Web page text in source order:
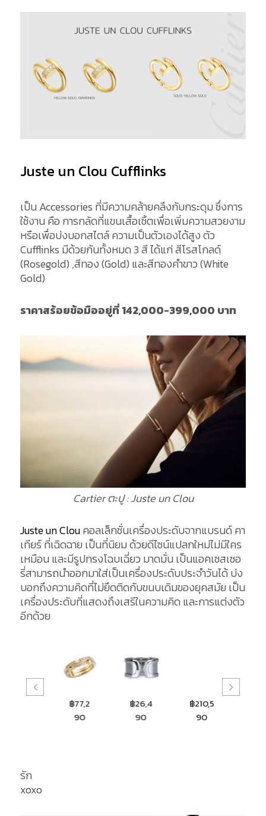
Juste un Clou Cufflinks
เป็น Accessories ที่มีความคล้ายคลึงกับกระดุม ซึ่งการ
ใช้งาน คือ การกลัดที่แขนเสื้อเชิ้ตเพื่อเพิ่มความสวยงาม
หรือเพื่อบ่งบอกสไตล์ ความเป็นตัวเองได้สูง ตัว
Cufflinks มีด้วยกันทั้งหมด 3 สี ได้แก่ สีโรสโกลด์ฺ
(Rosegold) ,สีทอง (Gold) และสีทองคำขาว (White
Gold)
ราคาสร้อยข้อมืออยู่ที่ 142,000-399,000 บาท
Cartier ตะปู : Juste un Clou
Juste un Clouคอลเล็กชั่นเครื่องประดับจากแบรนด์ คา
เทียร์ ที่เฉิดฉาย เป็นที่นิยม ด้วยดีไซน์แปลกใหม่ไม่มีใคร
เหมือน และมีรูปทรงโฉบเฉี่ยว มาดมั่น เป็นแอคเซสเซอ
รี่สามารถนำออกมาใส่เป็นเครื่องประดับประจำวันได้ บ่ง
บอกถึงความคิดที่ไม่ยึดติดกับขนบเดิมของยุคสมัย เป็น
เครื่องประดับที่แสดงถึงเสรีในความคิด และการแต่งตัว
อีกด้วย
฿77,2
90
฿26,4
90
฿210,5
90
รัก
xoxo